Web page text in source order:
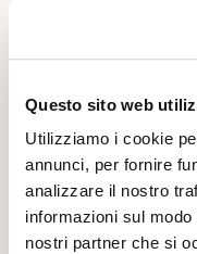
Questo sito web
Utilizziamo i cookie
annunci, per fornire
analizzare il nostro
informazioni sul
nostri partner che si